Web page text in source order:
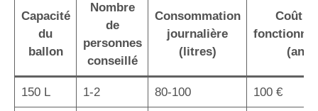
Capacité
du
ballon
Nombre
de
personnes
conseillé
Consommation
journalière
(litres)
Coût
(an)
150 L 1-2 80-100 100 €